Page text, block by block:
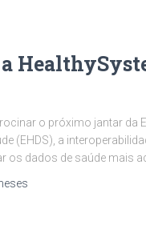
o próximo jantar da
(EHDS), a
os dados de saúde mais